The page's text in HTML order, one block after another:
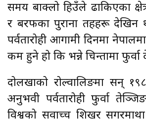
समय बाक्लो हिउँले ढाकिएका
र बरफका पुराना तहहरू देखिन
पर्वतारोही आगामी दिनमा
कम हुने हो कि भन्ने चिन्तामा फुर्वा
दोलखाको रोल्वालिङमा सन्
अनुभवी पर्वतारोही फुर्वा
विश्वको सर्वोच्च शिखर